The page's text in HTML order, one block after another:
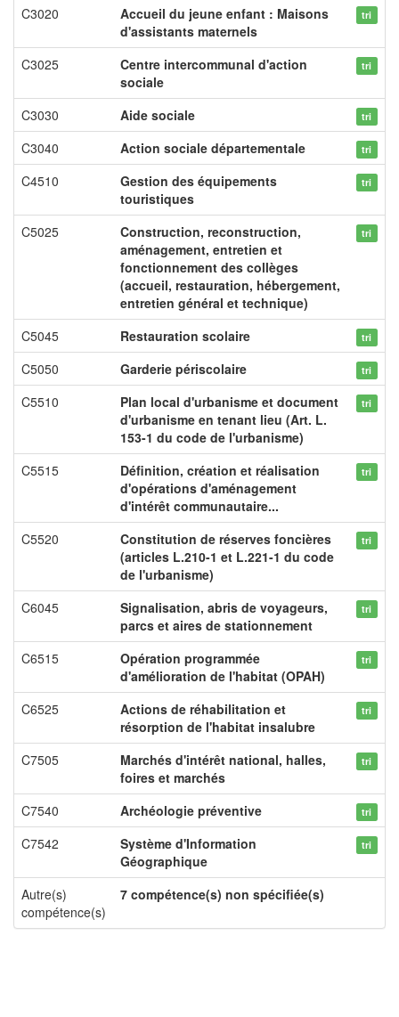
C3020
Accueil du jeune enfant : Maisons
d'assistants maternels
tri
C3025
Centre intercommunal d'action
sociale
tri
C3030 Aide sociale tri
C3040 Action sociale départementale tri
C4510
Gestion des équipements
touristiques
tri
C5025
Construction, reconstruction,
aménagement, entretien et
fonctionnement des collèges
(accueil, restauration, hébergement,
entretien général et technique)
tri
C5045 Restauration scolaire tri
C5050 Garderie périscolaire tri
C5510
Plan local d'urbanisme et document
d'urbanisme en tenant lieu (Art. L.
153-1 du code de l'urbanisme)
tri
C5515
Définition, création et réalisation
d'opérations d'aménagement
d'intérêt communautaire...
tri
C5520
Constitution de réserves foncières
(articles L.210-1 et L.221-1 du code
de l'urbanisme)
tri
C6045
Signalisation, abris de voyageurs,
parcs et aires de stationnement
tri
C6515
Opération programmée
d'amélioration de l'habitat (OPAH)
tri
C6525
Actions de réhabilitation et
résorption de l'habitat insalubre
tri
C7505
Marchés d'intérêt national, halles,
foires et marchés
tri
C7540 Archéologie préventive tri
C7542
Système d'Information
Géographique
tri
Autre(s)
compétence(s)
7 compétence(s) non spécifiée(s)